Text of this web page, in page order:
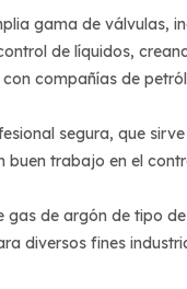
gama de válvulas,
de líquidos,
compañías de
segura, que
buen trabajo en el
gas de argón de tipo
diversos fines